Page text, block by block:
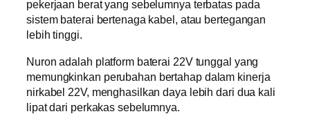
pekerjaan berat yang sebelumnya terbatas pada
sistem baterai bertenaga kabel, atau bertegangan
lebih tinggi.
Nuron adalah platform baterai 22V tunggal yang
memungkinkan perubahan bertahap dalam kinerja
nirkabel 22V, menghasilkan daya lebih dari dua kali
lipat dari perkakas sebelumnya.